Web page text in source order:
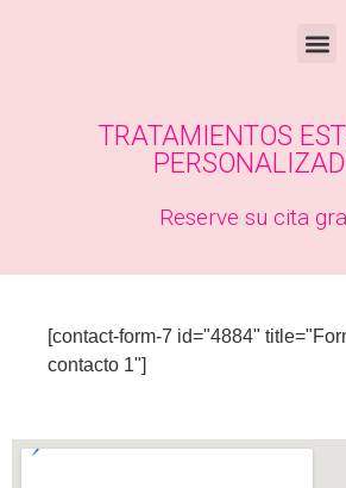
TRATAMIENTOS
Reserve su cita
[contact-form-7 id="4884"
contacto 1"]